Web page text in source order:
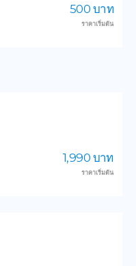
500 บาท
ราคาเริ่มต้น
1,990 บาท
ราคาเริ่มต้น